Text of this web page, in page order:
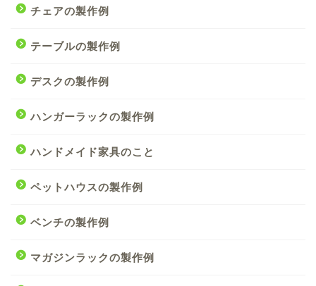
チェアの製作例
テーブルの製作例
デスクの製作例
ハンガーラックの製作例
ハンドメイド家具のこと
ペットハウスの製作例
ベンチの製作例
マガジンラックの製作例